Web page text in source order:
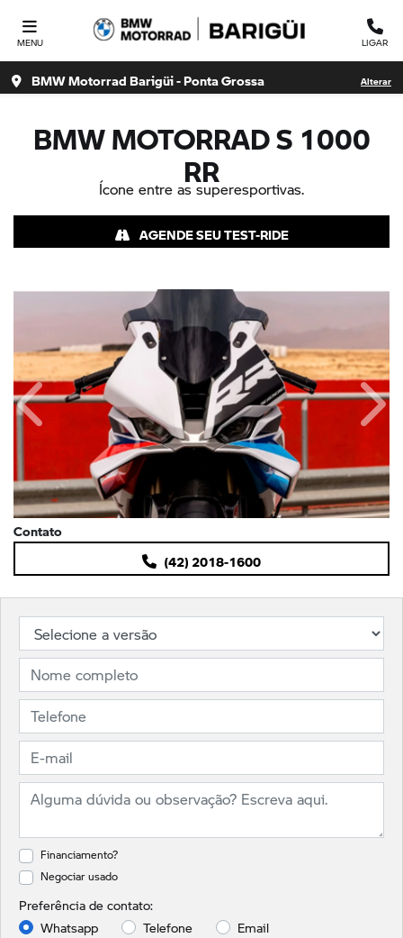
MENU LIGAR
BMW Motorrad Barigüi - Ponta Grossa Alterar
BMW MOTORRADS 1000
RR
Ícone entre as superesportivas.
AGENDE SEU TEST-RIDE
Financiamento?
Negociar usado
Preferência de contato:
Whatsapp
Telefone Email
Anterior
Contato
(42) 2018-1600